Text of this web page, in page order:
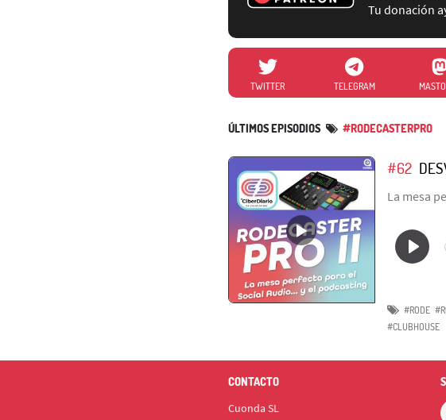
Tu donación
TWITTER TELEGRAM
ÚLTIMOS EPISODIOS #RODECASTERPRO
#62
La mesa
#RODE
#CLUBHOUSE
CONTACTO
Cuonda SL